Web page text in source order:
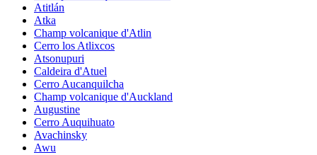
Atitlán
Atka
Champ volcanique d'Atlin
Cerro los Atlixcos
Atsonupuri
Caldeira d'Atuel
Cerro Aucanquilcha
Champ volcanique d'Auckland
Augustine
Cerro Auquihuato
Avachinsky
Awu